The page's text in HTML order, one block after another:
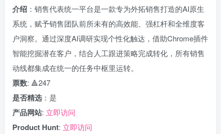
介绍 ：销售代表统一平台是一款专为外拓销售打造的AI原生
系统，赋予销售团队前所未有的高效能、强杠杆和全维度客
户洞察。通过深度AI调研实现个性化触达，借助Chrome插件
智能挖掘潜在客户，结合人工跟进策略完成转化，所有销售
动线都集成在统一的任务中枢里运转。
票数: 🔺247
是否精选 ：是
产品网站: 立即访问
Product Hunt: 立即访问